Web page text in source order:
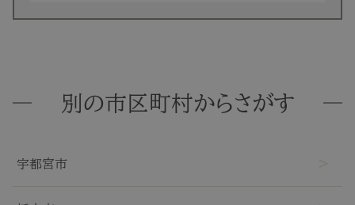
別の市区町村からさがす
宇都宮市